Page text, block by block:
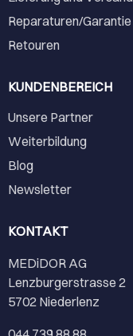
Reparaturen/Garantie
Retouren
KUNDENBEREICH
Unsere Partner
Weiterbildung
Blog
Newsletter
KONTAKT
MEDiDOR AG
Lenzburgerstrasse 2
5702 Niederlenz